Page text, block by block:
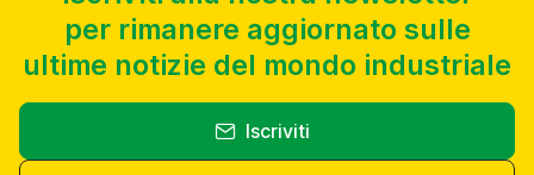
per rimanere aggiornato sulle
ultime notizie del mondo industriale
Iscriviti